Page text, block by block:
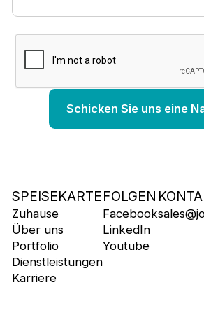
SPEISEKARTE
Zuhause
Über uns
Portfolio
Dienstleistungen
Karriere
FOLGEN
Facebook
LinkedIn
Youtube